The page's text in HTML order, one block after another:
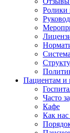
Ролики
Пациентам и
Часто
Кафе
Как